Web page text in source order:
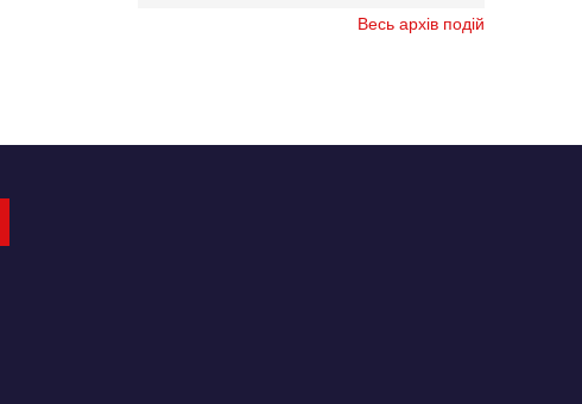
Весь архів подій